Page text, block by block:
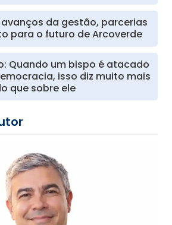
da gestão, parcerias
para o futuro de Arcoverde
Quando um bispo é atacado
isso diz muito mais
que sobre ele